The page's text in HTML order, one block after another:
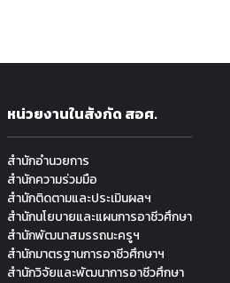
หน่วยงานในสังกัด สอศ.
สำนักอำนวยการ
สำนักความร่วมมือ
สำนักติดตามและประเมินผลฯ
สำนักนโยบายและแผนการอาชีวศึกษา
สำนักพัฒนาสมรรถนะครูฯ
สำนักมาตรฐานการอาชีวศึกษาฯ
สำนักวิจัยและพัฒนาการอาชีวศึกษา